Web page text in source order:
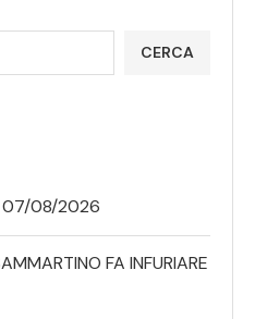
CERCA
07/08/2026
FA INFURIARE